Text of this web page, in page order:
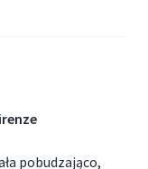
pobudzająco,